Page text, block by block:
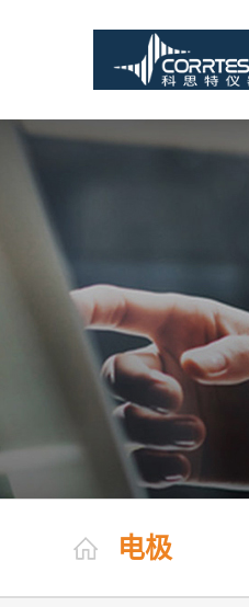
电极